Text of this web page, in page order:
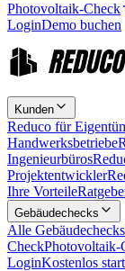
Photovoltaik-Check
LoginDemo buchen
Kunden
Reduco für
Handwerksbetriebe
Ingenieurbüros
Projektentwickler
Ihre Vorteile
Gebäudechecks
Alle Gebäudechecks
CheckPhotovoltaik-
LoginKostenlos